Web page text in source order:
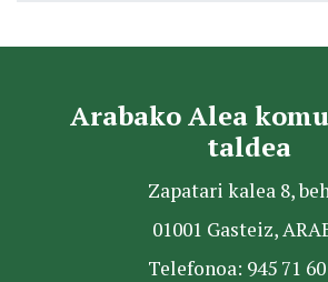
Arabako Alea
taldea
Zapatari kalea 8,
01001 Gasteiz,
Telefonoa: 945 71